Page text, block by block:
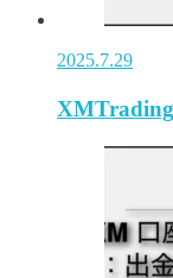
2025.7.29